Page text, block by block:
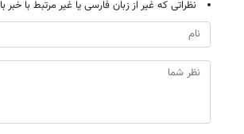
نظراتی که غیر از زبان فارسی یا غیر مرتبط با